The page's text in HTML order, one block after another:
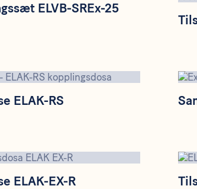
ELVB-SREx-25
ELAK-RS
RS
ELAK-EX-R
EX-R